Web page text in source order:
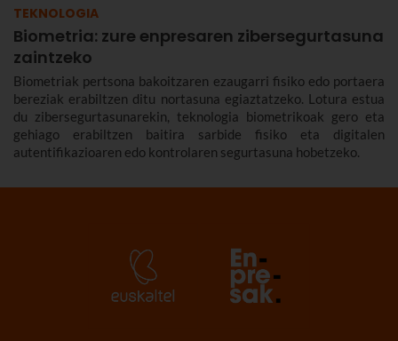
TEKNOLOGIA
Biometria: zure enpresaren zibersegurtasuna
zaintzeko
Biometriak pertsona bakoitzaren ezaugarri fisiko edo portaera
bereziak erabiltzen ditu nortasuna egiaztatzeko. Lotura estua
du zibersegurtasunarekin, teknologia biometrikoak gero eta
gehiago erabiltzen baitira sarbide fisiko eta digitalen
autentifikazioaren edo kontrolaren segurtasuna hobetzeko.